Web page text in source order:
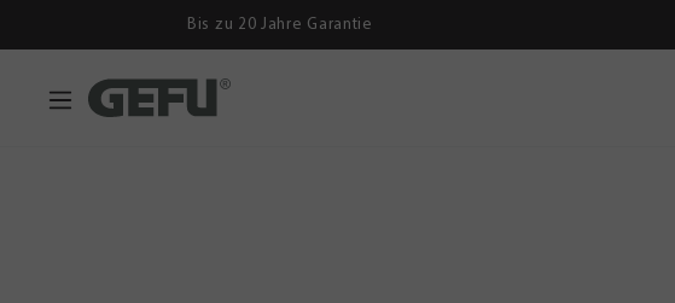
Bis zu 20 Jahre Garantie